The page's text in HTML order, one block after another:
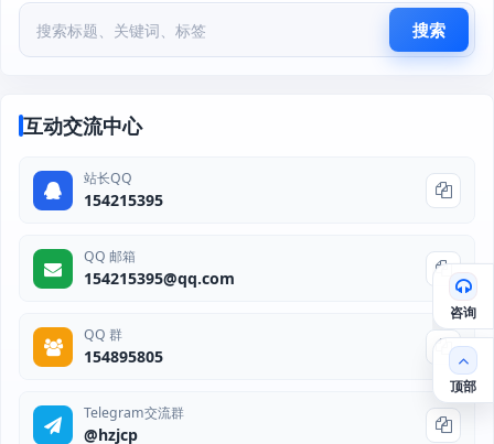
搜索
互动交流中心
站长QQ
154215395
QQ 邮箱
154215395@qq.com
QQ 群
154895805
Telegram交流群
@hzjcp
咨询
顶部